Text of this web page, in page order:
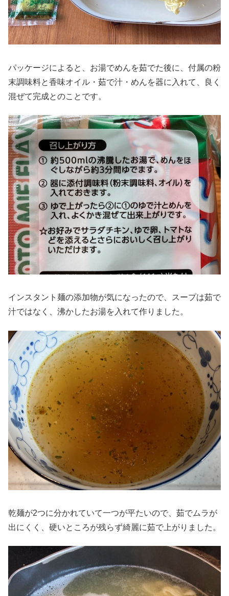
パッケージによると、お湯でめんを茹でた後に、付属の粉
末調味料と香味オイル・茹で汁・めんを器に入れて、良く
混ぜて完成とのことです。
インスタント麺の添加物が気になったので、スープは茹で
汁ではなく、沸かしたお湯を入れて作りました。
乾麺が2つに分かれていて一つが平たいので、茹でムラが
出にくく、硬いところが残らず綺麗に茹で上がりました。